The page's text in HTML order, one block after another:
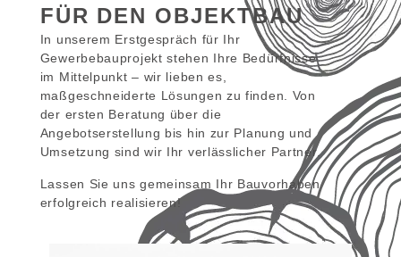
FÜR DEN OBJEKTBAU
In unserem Erstgespräch für Ihr
Gewerbebauprojekt stehen Ihre Bedürfnisse
im Mittelpunkt – wir lieben es,
maßgeschneiderte Lösungen zu finden. Von
der ersten Beratung über die
Angebotserstellung bis hin zur Planung und
Umsetzung sind wir Ihr verlässlicher Partner.
Lassen Sie uns gemeinsam Ihr Bauvorhaben
erfolgreich realisieren!